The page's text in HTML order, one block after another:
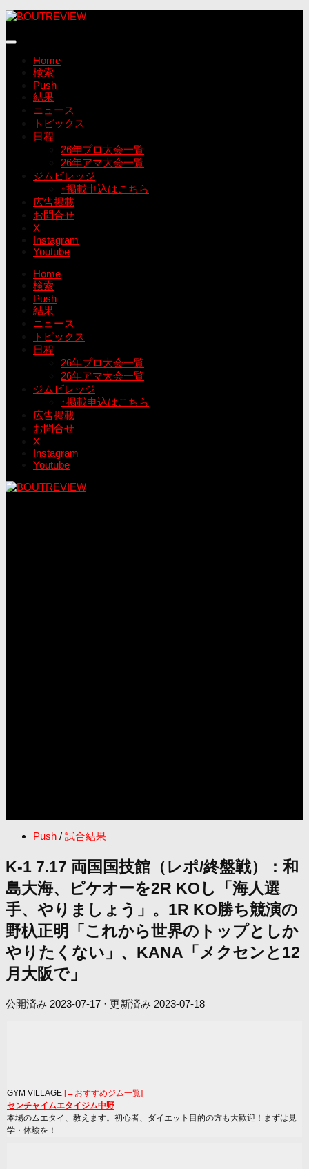
コ
テ
Home
検索
Push
結果
ニュース
トピックス
日程
26年プロ大会一覧
26年アマ大会一覧
ジムビレッジ
↑掲載申込はこちら
広告掲載
お問合せ
X
Instagram
Youtube
Home
検索
Push
結果
ニュース
トピックス
日程
26年プロ大会一覧
26年アマ大会一覧
ジムビレッジ
↑掲載申込はこちら
広告掲載
お問合せ
X
Instagram
Youtube
Push / 試合結果
K-1 7.17 両国国技館（レポ/終盤戦）：和
島大海、ピケオーを2R KOし「海人選
手、やりましょう」。1R KO勝ち競演の
野杁正明「これから世界のトップとしか
やりたくない」、KANA「メクセンと12
月大阪で」
公開済み 2023-07-17 · 更新済み 2023-07-18
GYM VILLAGE [→おすすめジム一覧]
センチャイムエタイジム中野
本場のムエタイ、教えます。初心者、ダイエット目的の方も大歓迎！まずは見
学・体験を！